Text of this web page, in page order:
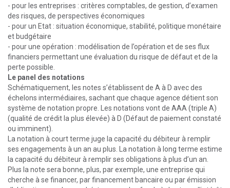
- pour les entreprises : critères comptables, de gestion, d’examen
des risques, de perspectives économiques
- pour un Etat : situation économique, stabilité, politique monétaire
et budgétaire
- pour une opération : modélisation de l’opération et de ses flux
financiers permettant une évaluation du risque de défaut et de la
perte possible.
Le panel des notations
Schématiquement, les notes s’établissent de A à D avec des
échelons intermédiaires, sachant que chaque agence détient son
système de notation propre. Les notations vont de AAA (triple A)
(qualité de crédit la plus élevée) à D (Défaut de paiement constaté
ou imminent).
La notation à court terme juge la capacité du débiteur à remplir
ses engagements à un an au plus. La notation à long terme estime
la capacité du débiteur à remplir ses obligations à plus d’un an.
Plus la note sera bonne, plus, par exemple, une entreprise qui
cherche à se financer, par financement bancaire ou par émission